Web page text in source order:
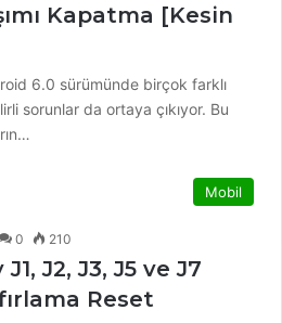
Kapatma [Kesin
6.0 sürümünde birçok farklı
sorunlar da ortaya çıkıyor. Bu
Mobil
0 210
J2, J3, J5 ve J7
Reset